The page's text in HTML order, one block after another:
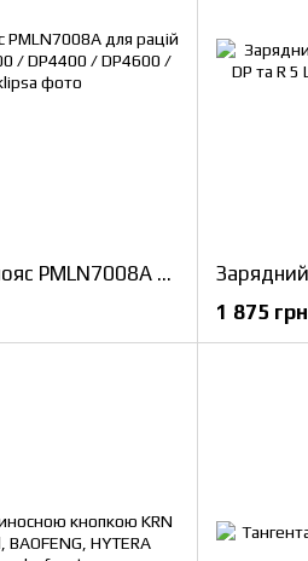
Кліпса кріплення на пояс PMLN7008A для рацій Motorola DP2400 / DP2600 / DP4400 / DP4600 / DP4800 / R7
1 875 грн